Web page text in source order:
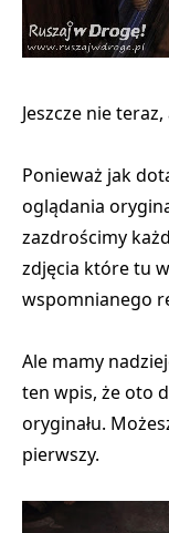
Jeszcze nie
Ponieważ jak
oglądania
zazdrościmy
zdjęcia które tu
wspomnianego
Ale mamy
ten wpis, że oto
oryginału.
pierwszy.